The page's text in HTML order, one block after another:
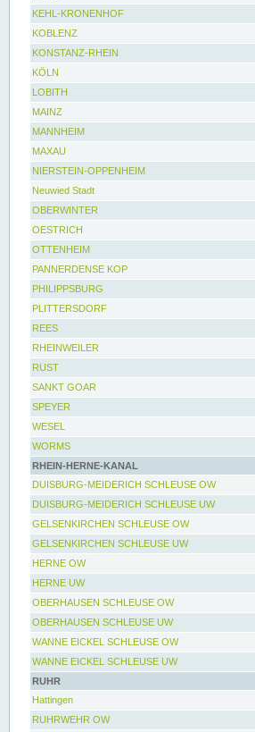
KEHL-KRONENHOF
KOBLENZ
KONSTANZ-RHEIN
KÖLN
LOBITH
MAINZ
MANNHEIM
MAXAU
NIERSTEIN-OPPENHEIM
Neuwied Stadt
OBERWINTER
OESTRICH
OTTENHEIM
PANNERDENSE KOP
PHILIPPSBURG
PLITTERSDORF
REES
RHEINWEILER
RUST
SANKT GOAR
SPEYER
WESEL
WORMS
RHEIN-HERNE-KANAL
DUISBURG-MEIDERICH SCHLEUSE OW
DUISBURG-MEIDERICH SCHLEUSE UW
GELSENKIRCHEN SCHLEUSE OW
GELSENKIRCHEN SCHLEUSE UW
HERNE OW
HERNE UW
OBERHAUSEN SCHLEUSE OW
OBERHAUSEN SCHLEUSE UW
WANNE EICKEL SCHLEUSE OW
WANNE EICKEL SCHLEUSE UW
RUHR
Hattingen
RUHRWEHR OW